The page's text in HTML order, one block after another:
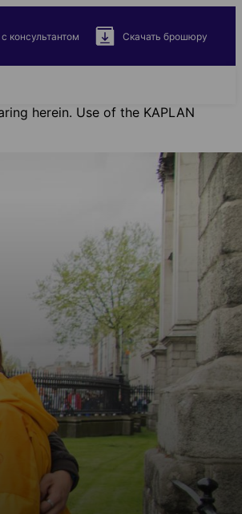
консультантом Cкачать брошюру
herein. Use of the KAPLAN